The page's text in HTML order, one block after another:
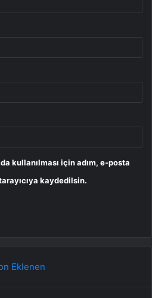
kullanılması için adım, e-posta
kaydedilsin.
Eklenen